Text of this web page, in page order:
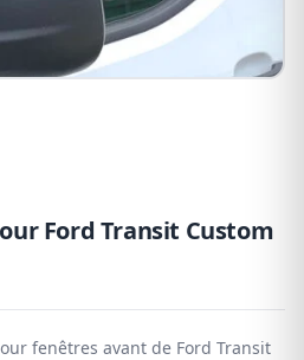
Ford Transit Custom
fenêtres avant de Ford Transit